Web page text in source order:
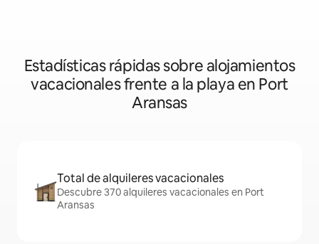
Estadísticas rápidas sobre alojamientos
vacacionales frente a la playa en Port
Aransas
Total de alquileres vacacionales
Descubre 370 alquileres vacacionales en Port
Aransas